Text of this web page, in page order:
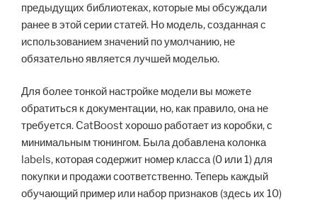
предыдущих библиотеках, которые мы обсуждали
ранее в этой серии статей. Но модель, созданная с
использованием значений по умолчанию, не
обязательно является лучшей моделью.
Для более тонкой настройке модели вы можете
обратиться к документации, но, как правило, она не
требуется. CatBoost хорошо работает из коробки, с
минимальным тюнингом. Была добавлена колонка
labels, которая содержит номер класса (0 или 1) для
покупки и продажи соответственно. Теперь каждый
обучающий пример или набор признаков (здесь их 10)